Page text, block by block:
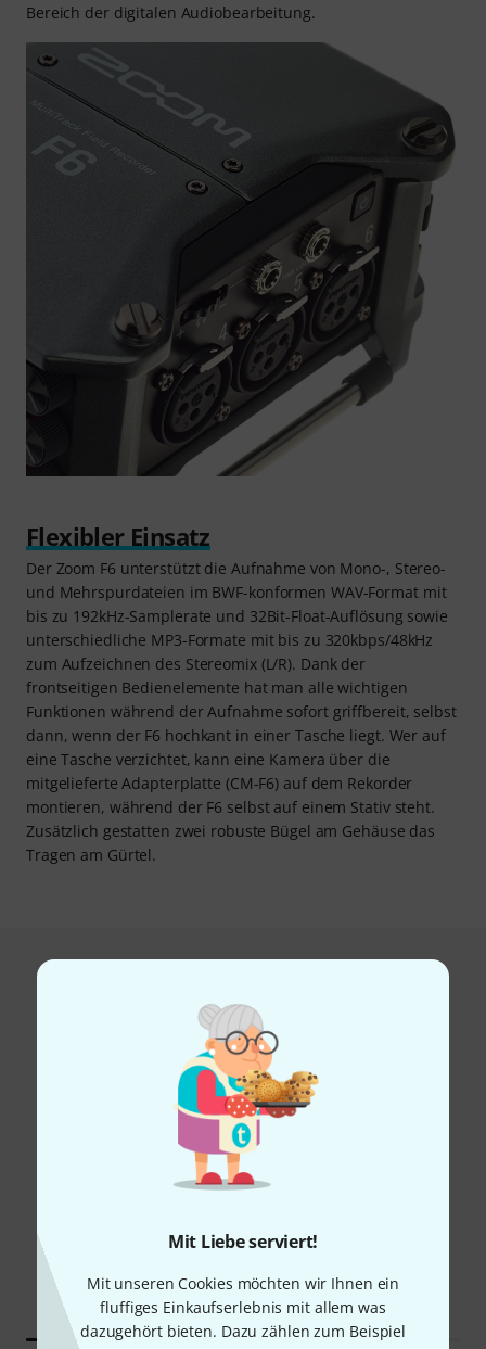
Mit Liebe serviert!
Mit unseren Cookies möchten wir Ihnen ein
fluffiges Einkaufserlebnis mit allem was
dazugehört bieten. Dazu zählen zum Beispiel
Bereich der digitalen Audiobearbeitung.
Flexibler Einsatz
Der Zoom F6 unterstützt die Aufnahme von Mono-, Stereo-
und Mehrspurdateien im BWF-konformen WAV-Format mit
bis zu 192kHz-Samplerate und 32Bit-Float-Auflösung sowie
unterschiedliche MP3-Formate mit bis zu 320kbps/48kHz
zum Aufzeichnen des Stereomix (L/R). Dank der
frontseitigen Bedienelemente hat man alle wichtigen
Funktionen während der Aufnahme sofort griffbereit, selbst
dann, wenn der F6 hochkant in einer Tasche liegt. Wer auf
eine Tasche verzichtet, kann eine Kamera über die
mitgelieferte Adapterplatte (CM-F6) auf dem Rekorder
montieren, während der F6 selbst auf einem Stativ steht.
Zusätzlich gestatten zwei robuste Bügel am Gehäuse das
Tragen am Gürtel.
Das kauften Kunden, die sich dieses
Produkt angesehen haben
49%
KAUFTEN
565 €
KAUFTEN
749 €